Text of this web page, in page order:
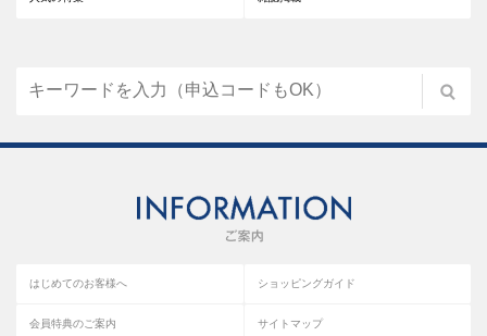
はじめてのお客様へ ショッピングガイド
会員特典のご案内 サイトマップ